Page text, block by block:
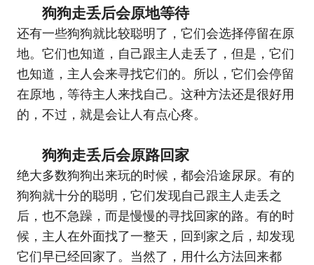
狗狗走丢后会原地等待
还有一些狗狗就比较聪明了，它们会选择停留在原
地。它们也知道，自己跟主人走丢了，但是，它们
也知道，主人会来寻找它们的。所以，它们会停留
在原地，等待主人来找自己。这种方法还是很好用
的，不过，就是会让人有点心疼。
狗狗走丢后会原路回家
绝大多数狗狗出来玩的时候，都会沿途尿尿。有的
狗狗就十分的聪明，它们发现自己跟主人走丢之
后，也不急躁，而是慢慢的寻找回家的路。有的时
候，主人在外面找了一整天，回到家之后，却发现
它们早已经回家了。当然了，用什么方法回来都